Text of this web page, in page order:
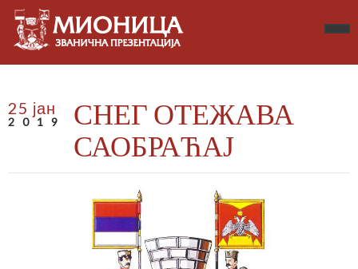
25 јан
2019
СНЕГ ОТЕЖАВА
САОБРАЋАЈ